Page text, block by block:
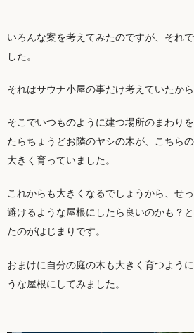
いろんな案を考えてみたのですが、それ
した。
それはサウナ小屋の事だけ考えていたから
そこでいつものように建つ場所のまわり
たらちょうどお隣のヤシの木が、こちら
大きく育っていました。
これからも大きくなるでしょうから、せ
避けるような屋根にしたら良いのかも？
たのがはじまりです。
おまけに自分の庭の木も大きく育つよう
うな屋根にしてみました。